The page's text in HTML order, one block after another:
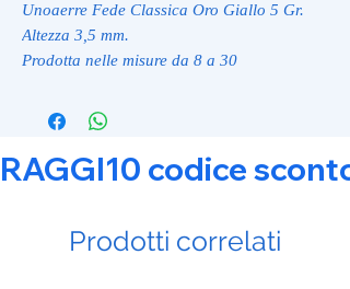
Unoaerre Fede Classica Oro Giallo 5 Gr.
Altezza 3,5 mm.
Prodotta nelle misure da 8 a 30
RAGGI10 codice
Prodotti correlati